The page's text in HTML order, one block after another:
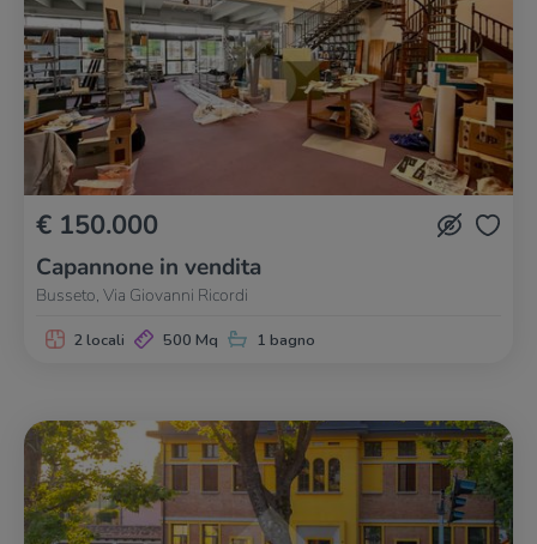
€ 150.000
Capannone in vendita
Busseto, Via Giovanni Ricordi
2 locali 500 Mq 1 bagno